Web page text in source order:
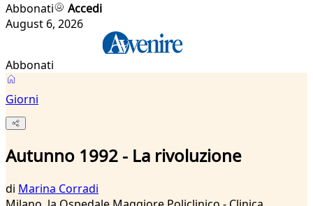
Abbonati
Accedi
August 6, 2026
Abbonati
Giorni
Autunno 1992 - La rivoluzione
di Marina Corradi